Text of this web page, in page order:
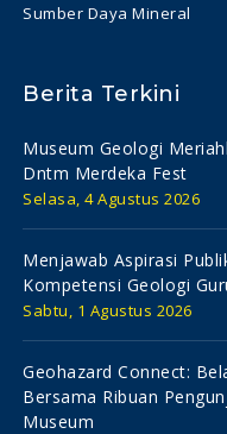
Sumber Daya Mineral
Berita Terkini
Museum Geologi
Dntm Merdeka Fest
Selasa, 4 Agustus 2026
Menjawab Aspirasi
Kompetensi Geologi
Sabtu, 1 Agustus 2026
Geohazard Connect:
Bersama Ribuan
Museum